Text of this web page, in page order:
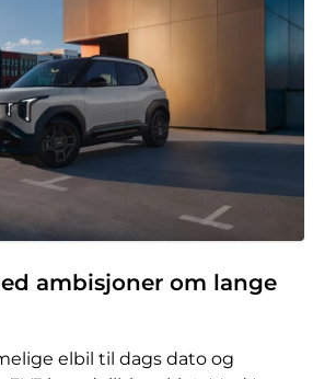
ambisjoner om lange
elbil til dags dato og